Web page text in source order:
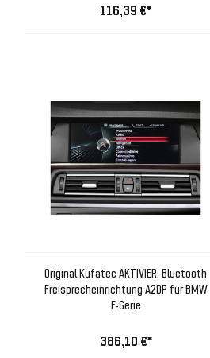
116,39 €*
Original Kufatec AKTIVIER. Bluetooth
Freisprecheinrichtung A2DP für BMW
F-Serie
386,10 €*